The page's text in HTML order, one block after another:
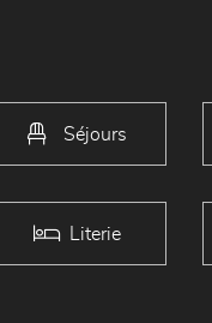
Séjours
Literie